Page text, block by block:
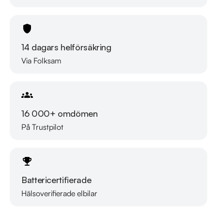
https://www.riddermarkbil.se/kopa-bil/volvo/fsw55s/
för att:
• Reservera bilen direkt online
Därför ska du välja Riddermark Bil:
* Erbjuder hemleverans i hela Sverige
* 14 dagars helförsäkring via Folksam
* Över 10 tusen omdömen på Trustpilot
* Våra bilar är testade på över 100 punkter
14 dagars helförsäkring
Via Folksam
16 000+ omdömen
På Trustpilot
Battericertifierade
Hälsoverifierade elbilar
Läs mer om oss